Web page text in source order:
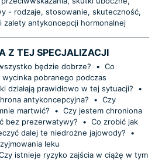
- rodzaje, stosowanie, skuteczność,
zalety antykoncepcji hormonalnej
Z TEJ SPECJALIZACJI
będzie dobrze? • Co
pobranego podczas
działają prawidłowo w tej sytuacji?
•
antykoncepcyjna?
• Czy
martwić?
• Czy jestem chroniona
bez prezerwatywy?
• Co zrobić jak
dalej te niedrożne jajowody?
•
leku
istnieje ryzyko zajścia w ciążę w tym